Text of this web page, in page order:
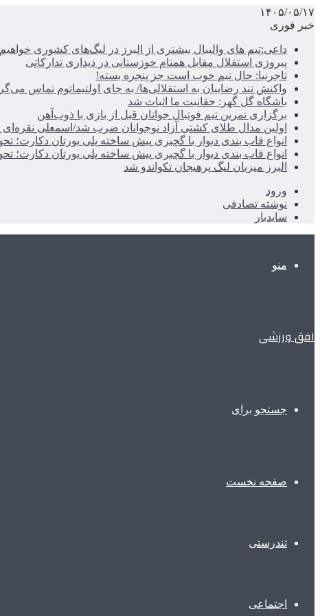
۱۴۰۵/۰۵/۱۷
خبر فوری
داعی:تیم های والیبال بیشتری از البرز در لیگ‌های کشوری
پیروزی استقلال مقابل همنام خوزستانی در دیداری تدارکاتی
تاجرنیا: حال تیم خوب است جز پنجره بسته!
واکنش تند رضاییان به استقلالی‌ها/ به جای اولتیماتوم تماس
باشگاه گل گهر: حقانیت ما اثبات شد
برگزاری تمرین تیم فوتبال جوانان قبل از بازی با ذوب‌آهن
اولین مدال طلای کشتی آزاد نوجوانان ضرب شد/اسمعلی
انواع قاب بندی دیوار با گچبری پیش ساخته پلی یورتان
انواع قاب بندی دیوار با گچبری پیش ساخته پلی یورتان
البرز میزبان لیگ پرهیجان تکواندو شد
ورود
نوشته تصادفی
سایدبار
منو
افق ورزشی
جستجو برای
صفحه نخست
تندرستی
اجتماعی